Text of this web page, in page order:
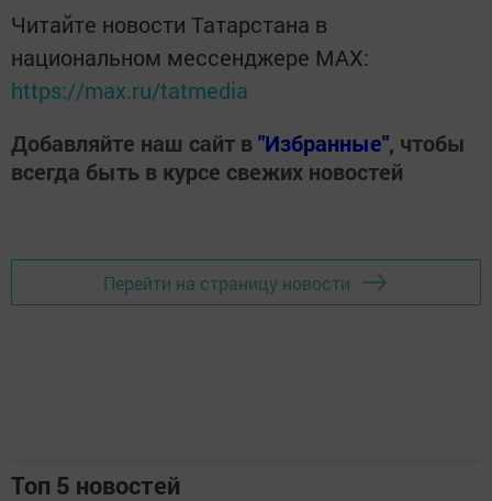
Читайте новости Татарстана в
национальном мессенджере MАХ:
https://max.ru/tatmedia
Добавляйте наш сайт в"Избранные", чтобы
всегда быть в курсе свежих новостей
Перейти на страницу новости
Топ 5 новостей